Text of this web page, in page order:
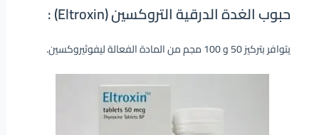
حبوب الغدة الدرقية التروكسين (Eltroxin) :
يتوافر بتركيز 50 و 100 مجم من المادة الفعالة ليفوثيروكسين.